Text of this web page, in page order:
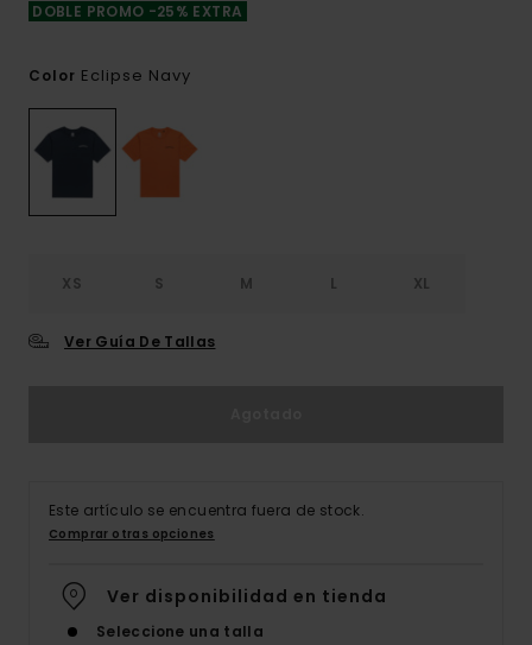
DOBLE PROMO -25% EXTRA
Color Eclipse Navy
XS S M L XL
Ver Guía De Tallas
Este artículo se encuentra fuera de stock.
Comprar otras opciones
Ver disponibilidad en tienda
Seleccione una talla